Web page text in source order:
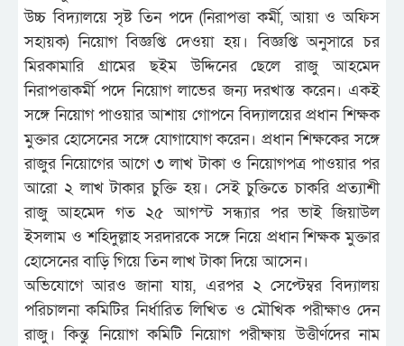
উচ্চ বিদ্যালয়ে সৃষ্ট তিন পদে (নিরাপত্তা কর্মী, আয়া ও অফিস
সহায়ক) নিয়োগ বিজ্ঞপ্তি দেওয়া হয়। বিজ্ঞপ্তি অনুসারে চর
মিরকামারি গ্রামের ছইম উদ্দিনের ছেলে রাজু আহমেদ
নিরাপত্তাকর্মী পদে নিয়োগ লাভের জন্য দরখাস্ত করেন। একই
সঙ্গে নিয়োগ পাওয়ার আশায় গোপনে বিদ্যালয়ের প্রধান শিক্ষক
মুক্তার হোসেনের সঙ্গে যোগাযোগ করেন। প্রধান শিক্ষকের সঙ্গে
রাজুর নিয়োগের আগে ৩ লাখ টাকা ও নিয়োগপত্র পাওয়ার পর
আরো ২ লাখ টাকার চুক্তি হয়। সেই চুক্তিতে চাকরি প্রত্যাশী
রাজু আহমেদ গত ২৫ আগস্ট সন্ধ্যার পর ভাই জিয়াউল
ইসলাম ও শহিদুল্লাহ সরদারকে সঙ্গে নিয়ে প্রধান শিক্ষক মুক্তার
হোসেনের বাড়ি গিয়ে তিন লাখ টাকা দিয়ে আসেন।
অভিযোগে আরও জানা যায়, এরপর ২ সেপ্টেম্বর বিদ্যালয়
পরিচালনা কমিটির নির্ধারিত লিখিত ও মৌখিক পরীক্ষাও দেন
রাজু। কিন্তু নিয়োগ কমিটি নিয়োগ পরীক্ষায় উত্তীর্ণদের নাম